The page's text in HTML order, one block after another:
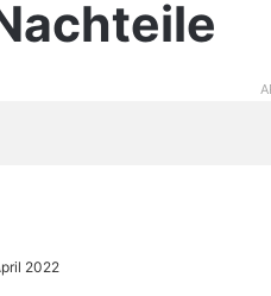
2022